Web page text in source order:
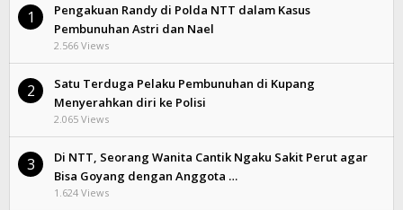
1
Pengakuan Randy di Polda NTT dalam Kasus
Pembunuhan Astri dan Nael
2.566 Views
2
Satu Terduga Pelaku Pembunuhan di Kupang
Menyerahkan diri ke Polisi
2.065 Views
3
Di NTT, Seorang Wanita Cantik Ngaku Sakit Perut agar
Bisa Goyang dengan Anggota …
1.624 Views